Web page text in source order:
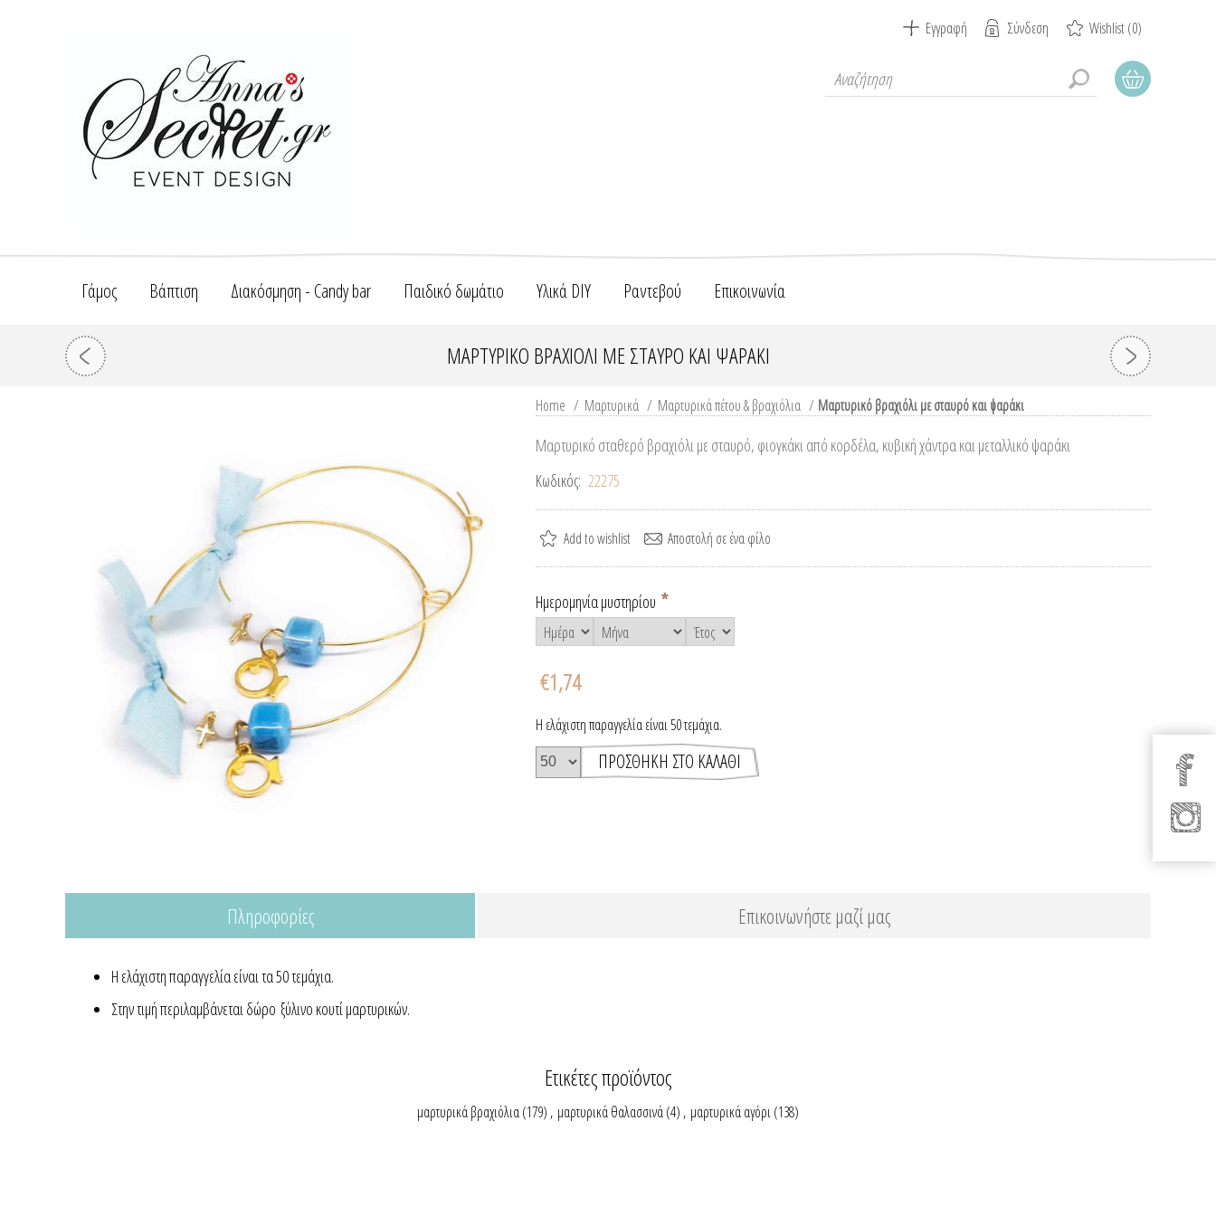
Εγγραφή Σύνδεση Wishlist(0)
Γάμος Βάπτιση Διακόσμηση - Candy bar Παιδικό δωμάτιο Υλικά DIY Ραντεβού Επικοινωνία
ΜΑΡΤΥΡΙΚΌ ΒΡΑΧΙΌΛΙ ΜΕ ΣΤΑΥΡΌ ΚΑΙ ΨΑΡΆΚΙ
Home / Μαρτυρικά / Μαρτυρικά πέτου & βραχιόλια / Μαρτυρικό βραχιόλι με σταυρό και ψαράκι
Μαρτυρικό σταθερό βραχιόλι με σταυρό, φιογκάκι από κορδέλα, κυβική χάντρα και μεταλλικό ψαράκι
Κωδικός: 22275
Ημερομηνία μυστηρίου *
€1,74
Η ελάχιστη παραγγελία είναι 50 τεμάχια.
Πληροφορίες Επικοινωνήστε μαζί μας
Η ελάχιστη παραγγελία είναι τα 50 τεμάχια.
Στην τιμή περιλαμβάνεται δώρο ξύλινο κουτί μαρτυρικών.
Ετικέτες προϊόντος
μαρτυρικά βραχιόλια(179) , μαρτυρικά θαλασσινά(4) , μαρτυρικά αγόρι(138)